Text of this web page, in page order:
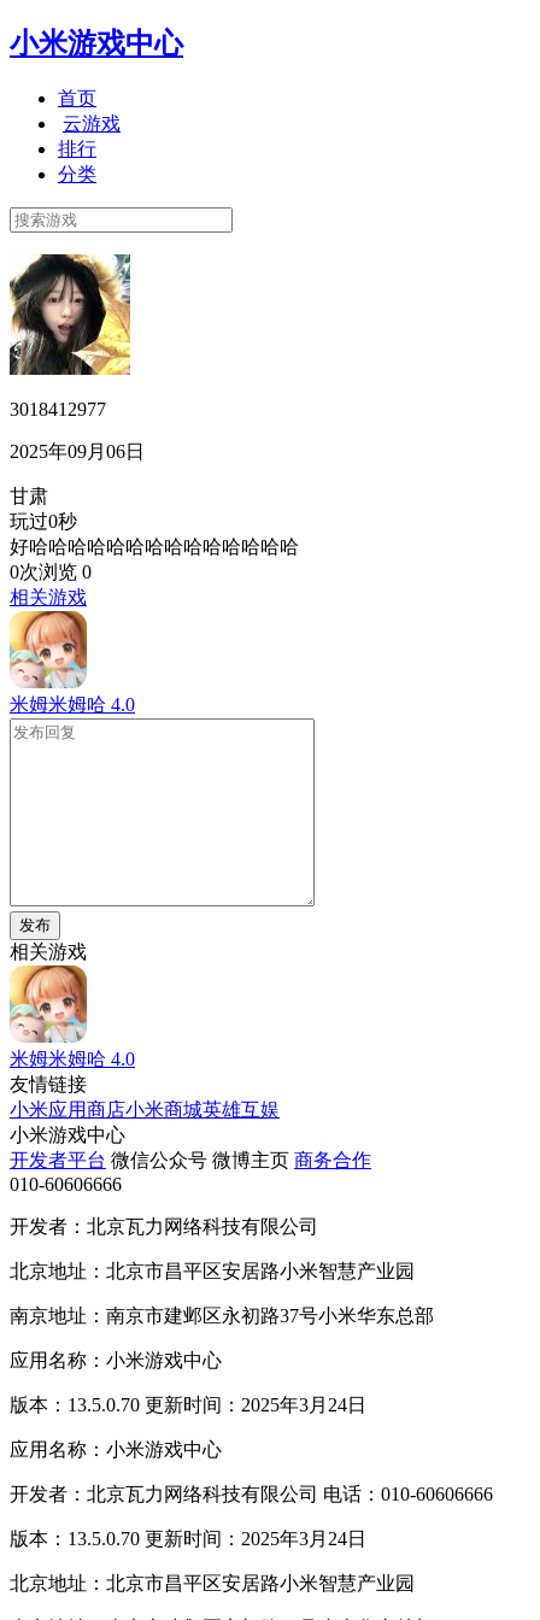
小米游戏中心
首页
云游戏
排行
分类
3018412977
2025年09月06日
甘肃
玩过0秒
好哈哈哈哈哈哈哈哈哈哈哈哈哈哈
0次浏览 0
相关游戏
米姆米姆哈 4.0
发布
相关游戏
米姆米姆哈 4.0
友情链接
小米应用商店小米商城英雄互娱
小米游戏中心
开发者平台 微信公众号 微博主页 商务合作
010-60606666
开发者：北京瓦力网络科技有限公司
北京地址：北京市昌平区安居路小米智慧产业园
南京地址：南京市建邺区永初路37号小米华东总部
应用名称：小米游戏中心
版本：13.5.0.70 更新时间：2025年3月24日
应用名称：小米游戏中心
开发者：北京瓦力网络科技有限公司 电话：010-60606666
版本：13.5.0.70 更新时间：2025年3月24日
北京地址：北京市昌平区安居路小米智慧产业园